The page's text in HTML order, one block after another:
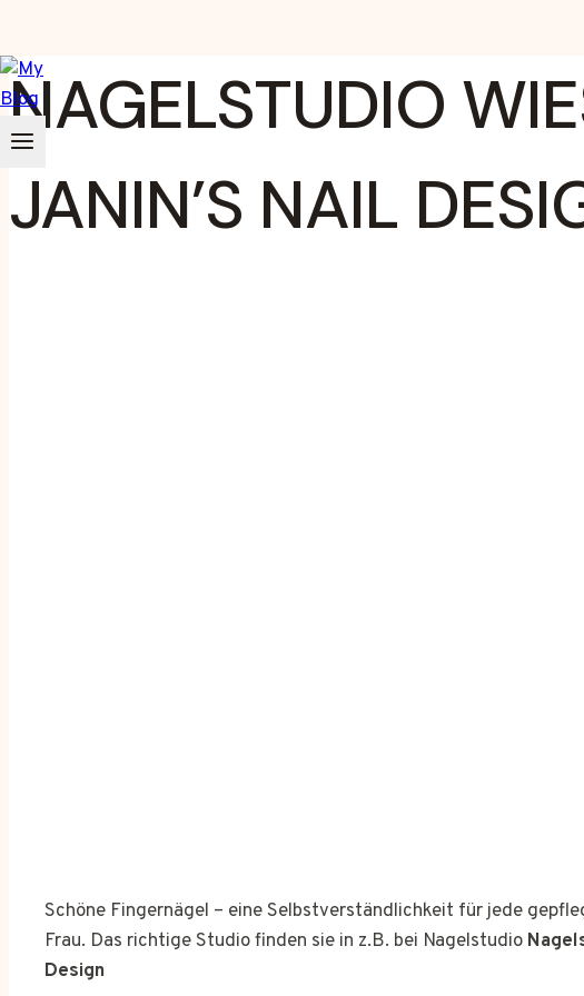
Zum
Inhalt
springen
NAGELSTUDIO
JANIN’S NAIL
Schöne Fingernägel – eine Selbstverständlichkeit für jede
Frau. Das richtige Studio finden sie in z.B. bei Nagelstudio
Design